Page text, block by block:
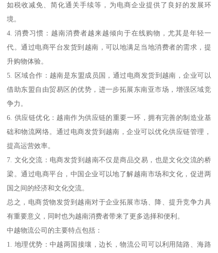
如税收减免、简化通关手续等，为电商企业提供了良好的发展环
境。
4. 消费习惯：越南消费者越来越倾向于在线购物，尤其是年轻一
代。通过电商平台发货到越南，可以地满足当地消费者的需求，提
升购物体验。
5. 区域合作：越南是东盟成员国，通过电商发货到越南，企业可以
借助东盟自由贸易区的优势，进一步拓展东南亚市场，增强区域竞
争力。
6. 供应链优化：越南作为供应链的重要一环，拥有完善的制造业基
础和物流网络。通过电商发货到越南，企业可以优化供应链管理，
提高运营效率。
7. 文化交流：电商发货到越南不仅是商品交易，也是文化交流的桥
梁。通过电商平台，中国企业可以地了解越南市场和文化，促进两
国之间的经济和文化交流。
总之，电商货物发货到越南对于企业拓展市场、降、提升竞争力具
有重要意义，同时也为越南消费者带来了更多选择和便利。
中越物流公司的主要特点包括：
1. 地理优势：中越两国接壤，边长，物流公司可以利用陆路、海路